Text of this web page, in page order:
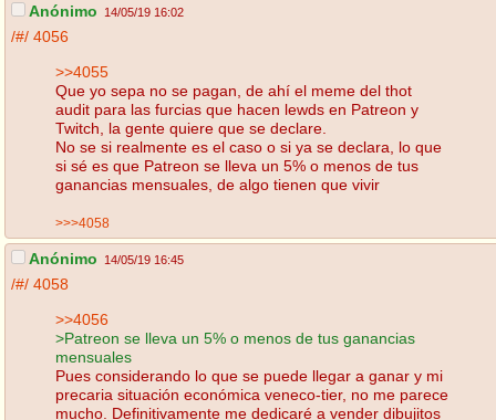
Anónimo 14/05/19 16:02
/#/ 4056
>>4055
Que yo sepa no se pagan, de ahí el meme del thot
audit para las furcias que hacen lewds en Patreon y
Twitch, la gente quiere que se declare.
No se si realmente es el caso o si ya se declara, lo que
si sé es que Patreon se lleva un 5% o menos de tus
ganancias mensuales, de algo tienen que vivir
>>>4058
Anónimo 14/05/19 16:45
/#/ 4058
>>4056
>Patreon se lleva un 5% o menos de tus ganancias
mensuales
Pues considerando lo que se puede llegar a ganar y mi
precaria situación económica veneco-tier, no me parece
mucho. Definitivamente me dedicaré a vender dibujitos